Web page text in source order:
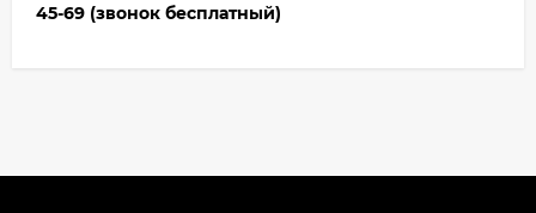
45-69 (звонок бесплатный)